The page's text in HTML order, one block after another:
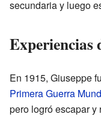
secundaria y luego
Experiencias
En 1915, Giuseppe
Primera Guerra
pero logró escapar